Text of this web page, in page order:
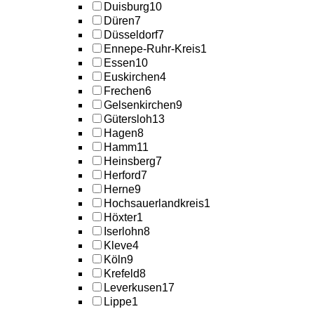
Duisburg10
Düren7
Düsseldorf7
Ennepe-Ruhr-Kreis1
Essen10
Euskirchen4
Frechen6
Gelsenkirchen9
Gütersloh13
Hagen8
Hamm11
Heinsberg7
Herford7
Herne9
Hochsauerlandkreis1
Höxter1
Iserlohn8
Kleve4
Köln9
Krefeld8
Leverkusen17
Lippe1